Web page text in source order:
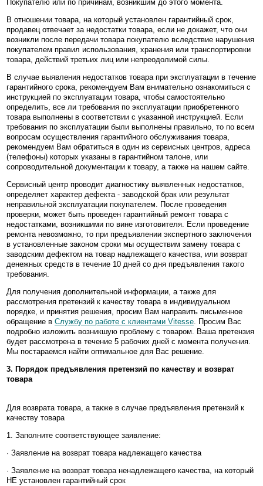
Покупателю или по причинам, возникшим до этого момента.
В отношении товара, на который установлен гарантийный срок,
продавец отвечает за недостатки товара, если не докажет, что они
возникли после передачи товара покупателю вследствие нарушения
покупателем правил использования, хранения или транспортировки
товара, действий третьих лиц или непреодолимой силы.
В случае выявления недостатков товара при эксплуатации в течение
гарантийного срока, рекомендуем Вам внимательно ознакомиться с
инструкцией по эксплуатации товара, чтобы самостоятельно
определить, все ли требования по эксплуатации приобретенного
товара выполнены в соответствии с указанной инструкцией. Если
требования по эксплуатации были выполнены правильно, то по всем
вопросам осуществления гарантийного обслуживания товара,
рекомендуем Вам обратиться в один из сервисных центров, адреса
(телефоны) которых указаны в гарантийном талоне, или
сопроводительной документации к товару, а также на нашем сайте.
Сервисный центр проводит диагностику выявленных недостатков,
определяет характер дефекта - заводской брак или результат
неправильной эксплуатации покупателем. После проведения
проверки, может быть проведен гарантийный ремонт товара с
недостатками, возникшими по вине изготовителя. Если проведение
ремонта невозможно, то при предъявлении экспертного заключения
в установленные законом сроки мы осуществим замену товара с
заводским дефектом на товар надлежащего качества, или возврат
денежных средств в течение 10 дней со дня предъявления такого
требования.
Для получения дополнительной информации, а также для
рассмотрения претензий к качеству товара в индивидуальном
порядке, и принятия решения, просим Вам направить письменное
обращение в Службу по работе с клиентами Vitesse . Просим Вас
подробно изложить возникшую проблему с товаром. Ваша претензия
будет рассмотрена в течение 5 рабочих дней с момента получения.
Мы постараемся найти оптимальное для Вас решение.
3. Порядок предъявления претензий по качеству и возврат
товара
Для возврата товара, а также в случае предъявления претензий к
качеству товара
1. Заполните соответствующее заявление:
· Заявление на возврат товара надлежащего качества
· Заявление на возврат товара ненадлежащего качества, на который
НЕ установлен гарантийный срок